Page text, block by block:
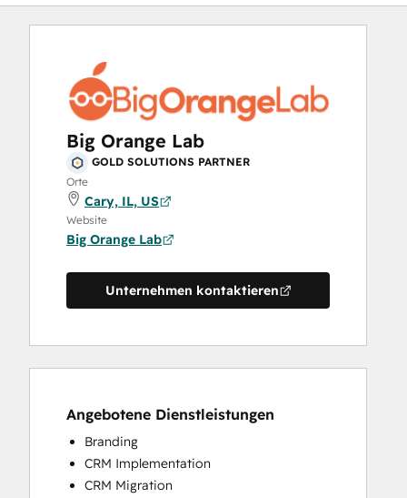
Big Orange Lab
GOLD SOLUTIONS PARTNER
Orte
Cary, IL, US
Website
Big Orange Lab
Unternehmen kontaktieren
Angebotene Dienstleistungen
Branding
CRM Implementation
CRM Migration